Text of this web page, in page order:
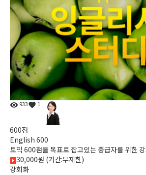
933 1
600점
English 600
토익 600점을 목표로 잡고있는 중급자를 위한
30,000원 (기간:무제한)
강회화